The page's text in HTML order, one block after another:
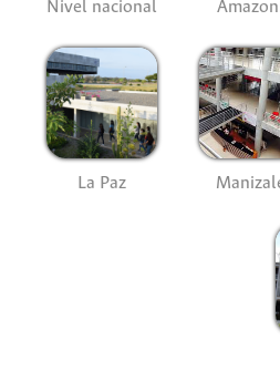
Nivel nacional
La Paz